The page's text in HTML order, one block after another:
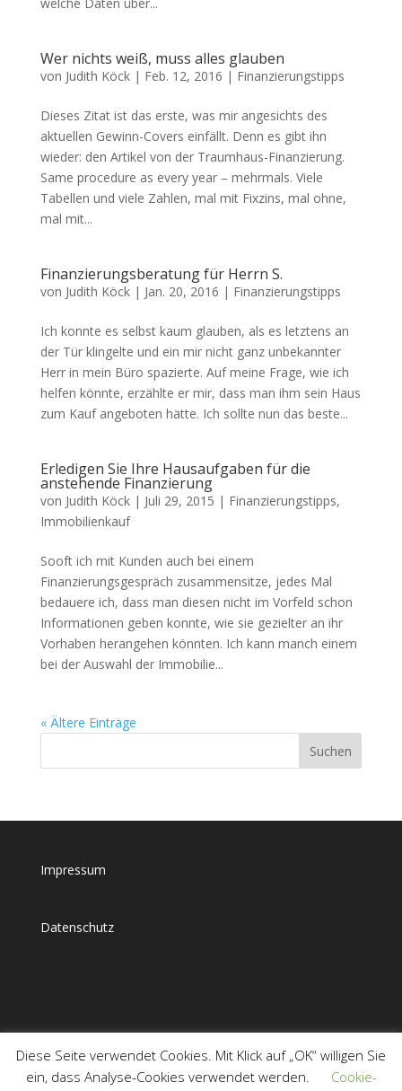
Wer nichts weiß, muss alles glauben
von Judith Köck| Feb. 12, 2016 | Finanzierungstipps
Dieses Zitat ist das erste, was mir angesichts des
aktuellen Gewinn-Covers einfällt. Denn es gibt ihn
wieder: den Artikel von der Traumhaus-Finanzierung.
Same procedure as every year – mehrmals. Viele
Tabellen und viele Zahlen, mal mit Fixzins, mal ohne,
mal mit...
Finanzierungsberatung für Herrn S.
von Judith Köck| Jan. 20, 2016 | Finanzierungstipps
Ich konnte es selbst kaum glauben, als es letztens an
der Tür klingelte und ein mir nicht ganz unbekannter
Herr in mein Büro spazierte. Auf meine Frage, wie ich
helfen könnte, erzählte er mir, dass man ihm sein Haus
zum Kauf angeboten hätte. Ich sollte nun das beste...
Erledigen Sie Ihre Hausaufgaben für die
anstehende Finanzierung
von Judith Köck| Juli 29, 2015 | Finanzierungstipps,
Immobilienkauf
Sooft ich mit Kunden auch bei einem
Finanzierungsgespräch zusammensitze, jedes Mal
bedauere ich, dass man diesen nicht im Vorfeld schon
Informationen geben konnte, wie sie gezielter an ihr
Vorhaben herangehen könnten. Ich kann manch einem
bei der Auswahl der Immobilie...
« Ältere Einträge
Impressum
Datenschutz
Diese Seite verwendet Cookies. Mit Klick auf „OK“ willigen Sie
ein, dass Analyse-Cookies verwendet werden.
Cookie-